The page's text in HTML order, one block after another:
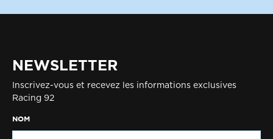
NEWSLETTER
Inscrivez-vous et recevez les informations exclusives
Racing 92
NOM